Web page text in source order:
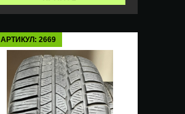
АРТИКУЛ: 2669